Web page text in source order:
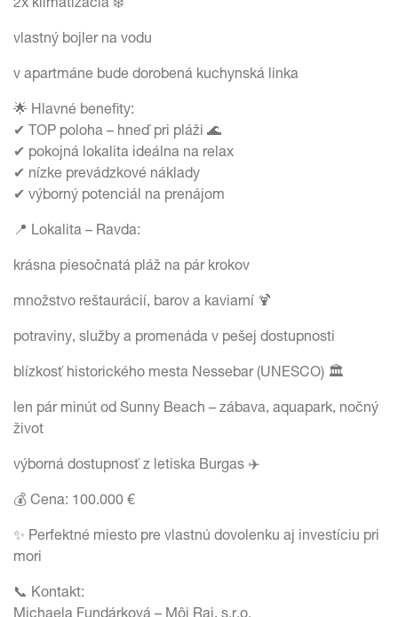
2x klimatizácia ❄️
vlastný bojler na vodu
v apartmáne bude dorobená kuchynská linka
🌟 Hlavné benefity:
✔ TOP poloha – hneď pri pláži 🌊
✔ pokojná lokalita ideálna na relax
✔ nízke prevádzkové náklady
✔ výborný potenciál na prenájom
📍 Lokalita – Ravda:
krásna piesočnatá pláž na pár krokov
množstvo reštaurácií, barov a kaviarní 🍹
potraviny, služby a promenáda v pešej dostupnosti
blízkosť historického mesta Nessebar (UNESCO) 🏛
len pár minút od Sunny Beach – zábava, aquapark, nočný
život
výborná dostupnosť z letiska Burgas ✈️
💰 Cena: 100.000 €
✨ Perfektné miesto pre vlastnú dovolenku aj investíciu pri
mori
📞 Kontakt: